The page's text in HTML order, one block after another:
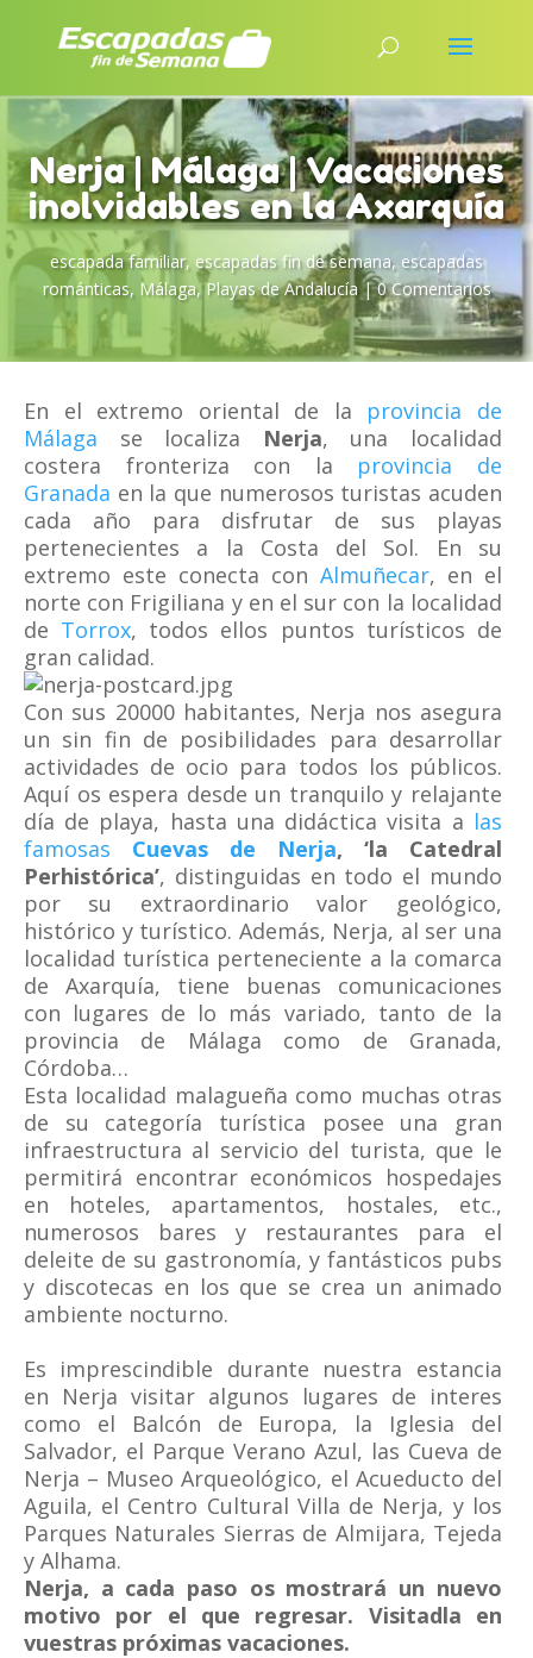
Nerja | Málaga | Vacaciones
inolvidables en la Axarquía
escapada familiar, escapadas fin de semana, escapadas
románticas, Málaga,Playas de Andalucía |0 Comentarios
En el extremo oriental de la provincia de
Málaga se localiza Nerja, una localidad
costera fronteriza con la provincia de
Granada en la que numerosos turistas acuden
cada año para disfrutar de sus playas
pertenecientes a la Costa del Sol. En su
extremo este conecta con Almuñecar, en el
norte con Frigiliana y en el sur con la localidad
de Torrox, todos ellos puntos turísticos de
gran calidad.
Con sus 20000 habitantes, Nerja nos asegura
un sin fin de posibilidades para desarrollar
actividades de ocio para todos los públicos.
Aquí os espera desde un tranquilo y relajante
día de playa, hasta una didáctica visita a las
famosas Cuevas de Nerja, ‘la Catedral
Perhistórica’, distinguidas en todo el mundo
por su extraordinario valor geológico,
histórico y turístico. Además, Nerja, al ser una
localidad turística perteneciente a la comarca
de Axarquía, tiene buenas comunicaciones
con lugares de lo más variado, tanto de la
provincia de Málaga como de Granada,
Córdoba…
Esta localidad malagueña como muchas otras
de su categoría turística posee una gran
infraestructura al servicio del turista, que le
permitirá encontrar económicos hospedajes
en hoteles, apartamentos, hostales, etc.,
numerosos bares y restaurantes para el
deleite de su gastronomía, y fantásticos pubs
y discotecas en los que se crea un animado
ambiente nocturno.
Es imprescindible durante nuestra estancia
en Nerja visitar algunos lugares de interes
como el Balcón de Europa, la Iglesia del
Salvador, el Parque Verano Azul, las Cueva de
Nerja – Museo Arqueológico, el Acueducto del
Aguila, el Centro Cultural Villa de Nerja, y los
Parques Naturales Sierras de Almijara, Tejeda
y Alhama.
Nerja, a cada paso os mostrará un nuevo
motivo por el que regresar. Visitadla en
vuestras próximas vacaciones.